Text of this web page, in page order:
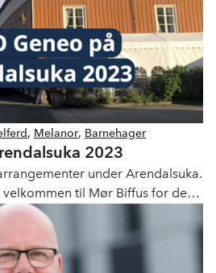
, Melanor, Barnehager
2023
under Arendalsuka.
til Mør Biffus for de
velferd og oppvekst.